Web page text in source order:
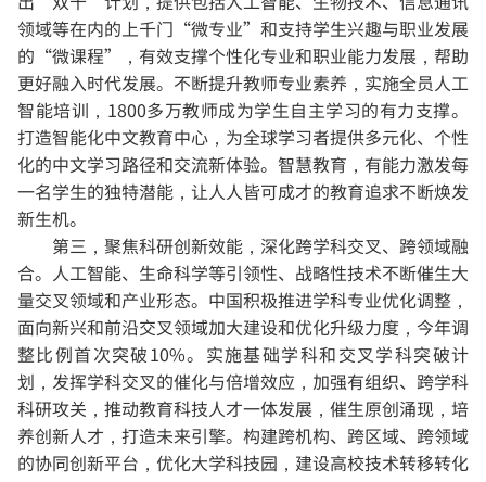
领域等在内的上千门“微专业”和支持学生兴趣与职业发展
的“微课程”，有效支撑个性化专业和职业能力发展，帮助
更好融入时代发展。不断提升教师专业素养，实施全员人工
智能培训，1800多万教师成为学生自主学习的有力支撑。
打造智能化中文教育中心，为全球学习者提供多元化、个性
化的中文学习路径和交流新体验。智慧教育，有能力激发每
一名学生的独特潜能，让人人皆可成才的教育追求不断焕发
新生机。
第三，聚焦科研创新效能，深化跨学科交叉、跨领域融
合。 人工智能、生命科学等引领性、战略性技术不断催生大
量交叉领域和产业形态。中国积极推进学科专业优化调整，
面向新兴和前沿交叉领域加大建设和优化升级力度，今年调
整比例首次突破10%。实施基础学科和交叉学科突破计
划，发挥学科交叉的催化与倍增效应，加强有组织、跨学科
科研攻关，推动教育科技人才一体发展，催生原创涌现，培
养创新人才，打造未来引擎。构建跨机构、跨区域、跨领域
的协同创新平台，优化大学科技园，建设高校技术转移转化